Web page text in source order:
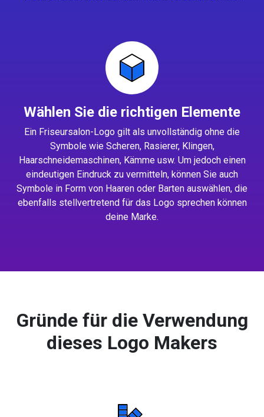
Wählen Sie die richtigen Elemente
Ein Friseursalon-Logo gilt als unvollständig ohne die
Symbole wie Scheren, Rasierer, Klingen,
Haarschneidemaschinen, Kämme usw. Um jedoch einen
eindeutigen Eindruck zu vermitteln, können Sie auch
Symbole in Form von Haaren oder Barten auswählen, die
ebenfalls stellvertretend für das Logo sprechen können
deine Marke.
Gründe für die Verwendung
dieses Logo Makers